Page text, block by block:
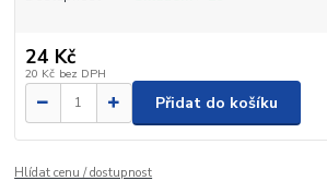
24 Kč
20 Kč bez DPH
Přidat do košíku
Hlídat cenu / dostupnost